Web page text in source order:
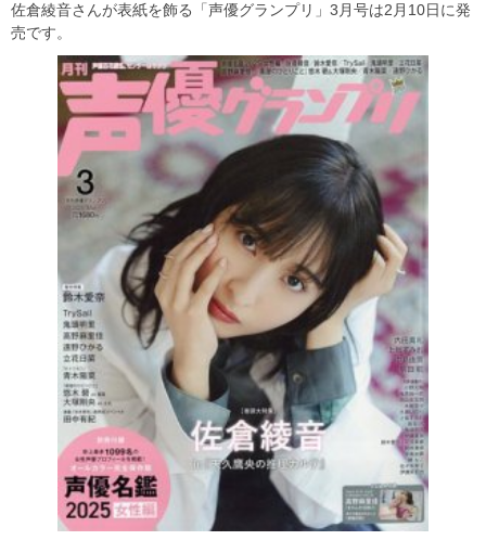
佐倉綾音さんが表紙を飾る「声優グランプリ」3月号は2月10日に発
売です。